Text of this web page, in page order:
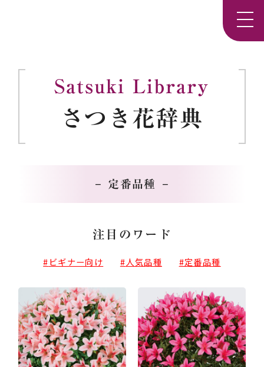
Satsuki Library
さつき花辞典
定番品種
注目のワード
ビギナー向け 人気品種 定番品種